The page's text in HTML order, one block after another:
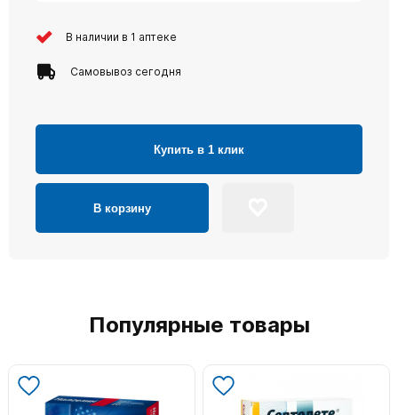
В наличии в 1 аптеке
Самовывоз сегодня
Купить в 1 клик
В корзину
Популярные товары